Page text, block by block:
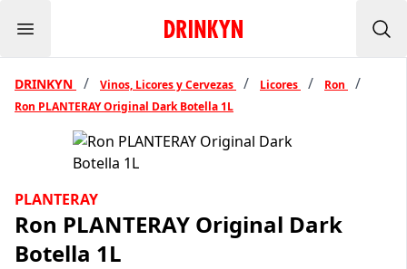
Menu Inicio Drinkyn
DRINKYN / Vinos, Licores y Cervezas / Licores / Ron /
Ron PLANTERAY Original Dark Botella 1L
PLANTERAY
Ron PLANTERAY Original Dark
Botella 1L